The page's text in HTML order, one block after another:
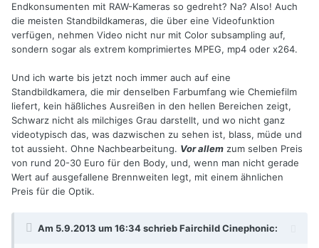
Endkonsumenten mit RAW-Kameras so gedreht? Na? Also! Auch
die meisten Standbildkameras, die über eine Videofunktion
verfügen, nehmen Video nicht nur mit Color subsampling auf,
sondern sogar als extrem komprimiertes MPEG, mp4 oder x264.
Und ich warte bis jetzt noch immer auch auf eine
Standbildkamera, die mir denselben Farbumfang wie Chemiefilm
liefert, kein häßliches Ausreißen in den hellen Bereichen zeigt,
Schwarz nicht als milchiges Grau darstellt, und wo nicht ganz
videotypisch das, was dazwischen zu sehen ist, blass, müde und
tot aussieht. Ohne Nachbearbeitung. Vor allem zum selben Preis
von rund 20-30 Euro für den Body, und, wenn man nicht gerade
Wert auf ausgefallene Brennweiten legt, mit einem ähnlichen
Preis für die Optik.
Am 5.9.2013 um 16:34 schrieb Fairchild Cinephonic: